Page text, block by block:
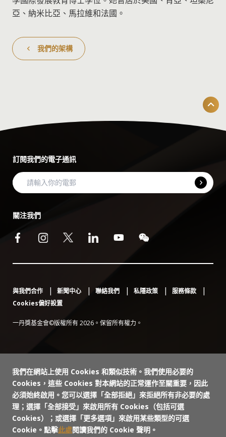
亞、納米比亞、馬拉維和法國。
我們的架構
訂閱我們的電子通訊
關注我們
與我們合作 新聞中心 聯絡我們 私隱政策
服務條款
Cookies偏好設置
一丹獎基金會©版權所有 2026。保留所有權力。
我們在網站上使用 Cookies 和類似技術。我們使用必要的
Cookies，這些 Cookies 對本網站的正常運作至關重要，因此
必須始終啟用。您可以選擇「全部拒絕」來拒絕所有非必要的處
理；選擇「全部接受」來啟用所有 Cookies（包括可選
Cookies）；或選擇「更多選項」來啟用某些類型的可選
Cookie。點擊此處閱讀我們的 Cookie 聲明。